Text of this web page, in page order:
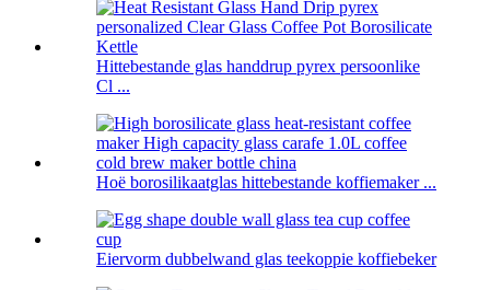
Hittebestande glas handdrup pyrex persoonlike
Cl ...
Hoë borosilikaatglas hittebestande koffiemaker ...
Eiervorm dubbelwand glas teekoppie koffiebeker